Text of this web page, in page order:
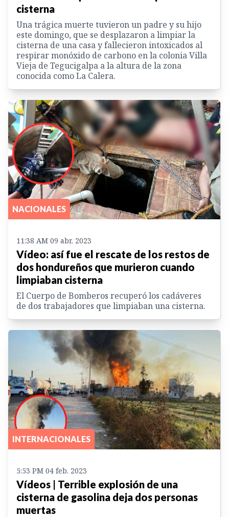
cisterna
Una trágica muerte tuvieron un padre y su hijo
este domingo, que se desplazaron a limpiar la
cisterna de una casa y fallecieron intoxicados al
respirar monóxido de carbono en la colonia Villa
Vieja de Tegucigalpa a la altura de la zona
conocida como La Calera.
NACIONALES
11:38 AM 09 abr. 2023
Vídeo: así fue el rescate de los restos de
dos hondureños que murieron cuando
limpiaban cisterna
El Cuerpo de Bomberos recuperó los cadáveres
de dos trabajadores que limpiaban una cisterna.
INTERNACIONALES
5:53 PM 04 feb. 2023
Vídeos | Terrible explosión de una
cisterna de gasolina deja dos personas
muertas